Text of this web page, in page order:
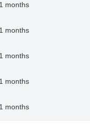
months
months
months
months
months